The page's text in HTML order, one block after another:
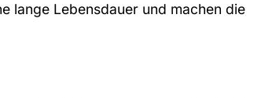
lange Lebensdauer und machen die